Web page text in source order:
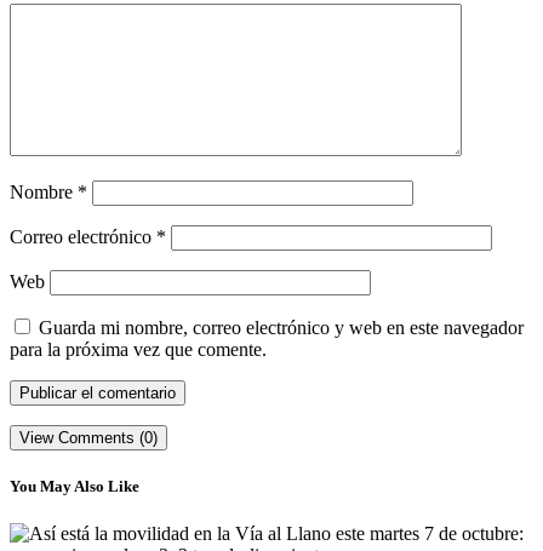
Nombre *
Correo electrónico *
Web
Guarda mi nombre, correo electrónico y web en este navegador
para la próxima vez que comente.
View Comments (0)
You May Also Like